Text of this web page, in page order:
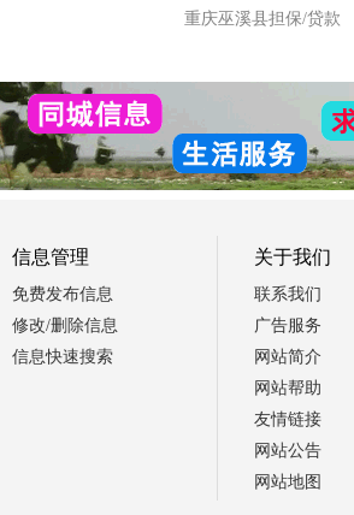
重庆巫溪县担保/贷款
信息管理
免费发布信息
修改/删除信息
信息快速搜索
关于我们
联系我们
广告服务
网站简介
网站帮助
友情链接
网站公告
网站地图